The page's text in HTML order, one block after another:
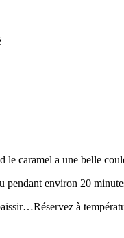
le caramel a une belle
pendant environ 20
à